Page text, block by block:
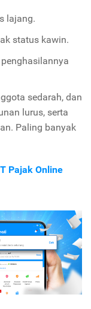
lajang.
status kawin.
sedarah, dan
lurus, serta
Paling banyak
Pajak Online